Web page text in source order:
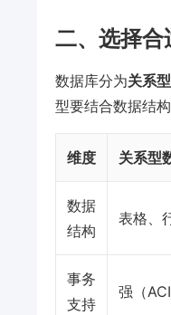
二、选择合
数据库分为关系
型要结合数据结
维度 关系型
数据
结构
表格、
事务
支持
强（